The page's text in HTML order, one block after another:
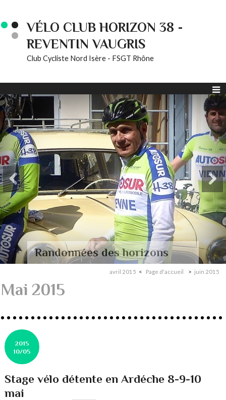
VÉLO CLUB HORIZON 38 -
REVENTIN VAUGRIS
Club Cycliste Nord Isère - FSGT Rhône
Randonnées des horizons
avril 2015 Page d'accueil juin 2015
Mai 2015
2015
10/05
Stage vélo détente en Ardéche 8-9-10
mai